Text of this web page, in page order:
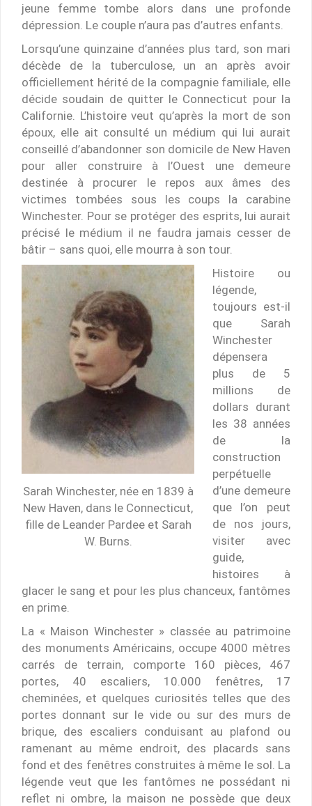
jeune femme tombe alors dans une profonde
dépression. Le couple n’aura pas d’autres enfants.
Lorsqu’une quinzaine d’années plus tard, son mari
décède de la tuberculose, un an après avoir
officiellement hérité de la compagnie familiale, elle
décide soudain de quitter le Connecticut pour la
Californie. L’histoire veut qu’après la mort de son
époux, elle ait consulté un médium qui lui aurait
conseillé d’abandonner son domicile de New Haven
pour aller construire à l’Ouest une demeure
destinée à procurer le repos aux âmes des
victimes tombées sous les coups la carabine
Winchester. Pour se protéger des esprits, lui aurait
précisé le médium il ne faudra jamais cesser de
bâtir – sans quoi, elle mourra à son tour.
Sarah Winchester, née en 1839 à
New Haven, dans le Connecticut,
fille de Leander Pardee et Sarah
W. Burns.
Histoire ou
légende,
toujours est-il
que Sarah
Winchester
dépensera
plus de 5
millions de
dollars durant
les 38 années
de la
construction
perpétuelle
d’une demeure
que l’on peut
de nos jours,
visiter avec
guide,
histoires à
glacer le sang et pour les plus chanceux, fantômes
en prime.
La « Maison Winchester » classée au patrimoine
des monuments Américains, occupe 4000 mètres
carrés de terrain, comporte 160 pièces, 467
portes, 40 escaliers, 10.000 fenêtres, 17
cheminées, et quelques curiosités telles que des
portes donnant sur le vide ou sur des murs de
brique, des escaliers conduisant au plafond ou
ramenant au même endroit, des placards sans
fond et des fenêtres construites à même le sol. La
légende veut que les fantômes ne possédant ni
reflet ni ombre, la maison ne possède que deux